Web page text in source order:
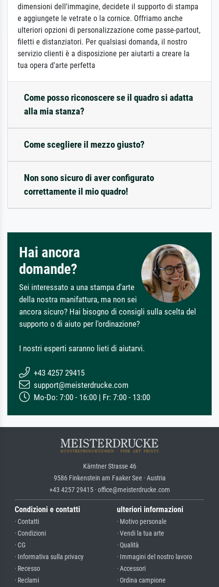
dimensioni dell'immagine, decidete il supporto di stampa
e aggiungete le vetrate o la cornice. Offriamo anche
ulteriori opzioni di personalizzazione come passe-partout,
filetti e distanziatori. Per qualsiasi domanda, il nostro
servizio clienti è a disposizione per aiutarti a creare la
tua opera d'arte perfetta
Come posso riconoscere se il quadro si adatta
alla mia stanza?
Come scegliere il mezzo giusto?
Non sono sicuro di aver configurato
correttamente il mio quadro!
Hai ancora
domande?
Sei interessato a una stampa d'arte
della nostra manifattura, ma non sei
ancora sicuro? Hai bisogno di consigli sulla scelta del
supporto o di aiuto per l'ordinazione?
I nostri esperti saranno lieti di aiutarvi.
+43 4257 29415
support@meisterdrucke.com
Mo-Do: 7:00 - 16:00 | Fr: 7:00 - 13:00
Kärntner Strasse 46
9586 Finkenstein am Faaker See · Austria
+43 4257 29415 · office@meisterdrucke.com
Condizioni e contatti
· Contatti
· Condizioni
· CG
· Informativa sulla privacy
· Recesso
· Reclami
ulteriori informazioni
· Motivo personale
· Vendi la tua arte
· Qualità
· Immagini del nostro lavoro
· Accessori
· Ordina campione